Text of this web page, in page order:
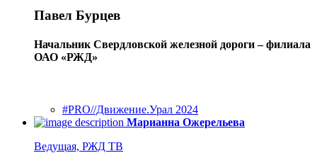
Павел Бурцев
Начальник Свердловской железной дороги – филиала
ОАО «РЖД»
#PRO//Движение.Урал 2024
Марианна Ожерельева
Ведущая, РЖД ТВ